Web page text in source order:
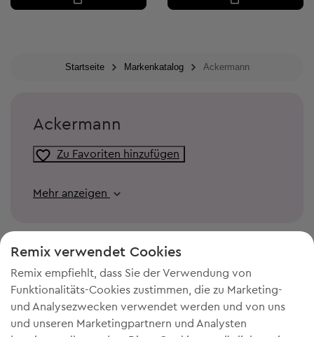
Startseite Markenkatalog Ackermann
Ackermann
Zu Favoriten hinzufügen
Mehr anzeigen
Remix verwendet Cookies
Remix empfiehlt, dass Sie der Verwendung von
Funktionalitäts-Cookies zustimmen, die zu Marketing-
und Analysezwecken verwendet werden und von uns
und unseren Marketingpartnern und Analysten